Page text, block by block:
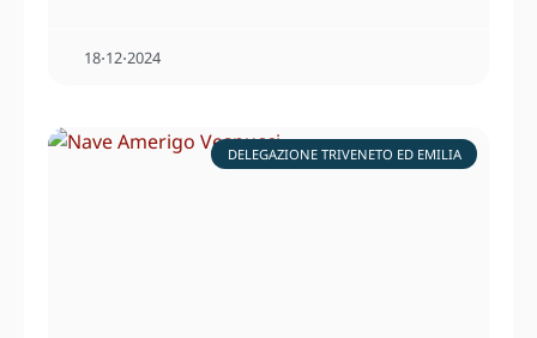
18⋅12⋅2024
DELEGAZIONE TRIVENETO ED EMILIA